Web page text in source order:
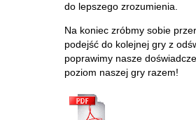
do lepszego zrozumienia.
Na koniec zróbmy sobie
podejść do kolejnej gry z
poprawimy nasze
poziom naszej gry razem!